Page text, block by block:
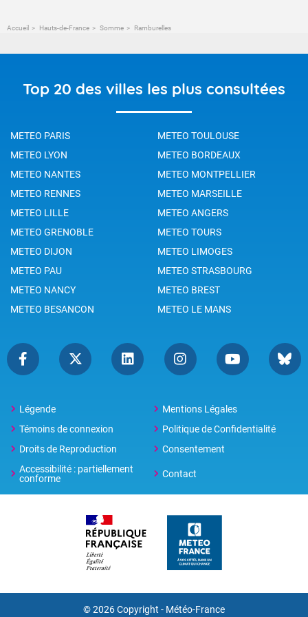
Accueil Hauts-de-France Somme Ramburelles
Top 20 des villes les plus consultées
METEO PARIS
METEO TOULOUSE
METEO LYON
METEO BORDEAUX
METEO NANTES
METEO MONTPELLIER
METEO RENNES
METEO MARSEILLE
METEO LILLE
METEO ANGERS
METEO GRENOBLE
METEO TOURS
METEO DIJON
METEO LIMOGES
METEO PAU
METEO STRASBOURG
METEO NANCY
METEO BREST
METEO BESANCON
METEO LE MANS
Légende
Mentions Légales
Témoins de connexion
Politique de Confidentialité
Droits de Reproduction
Consentement
Accessibilité : partiellement
conforme
Contact
© 2026 Copyright - Météo-France